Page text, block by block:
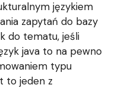
językiem
zapytań do bazy
do tematu, jeśli
java to na pewno
typu
to jeden z